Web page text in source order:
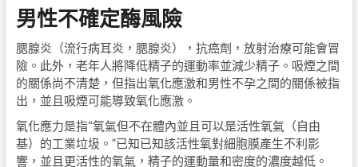
男性不確定酶風險
腮腺炎（流行病耳炎，腮腺炎），抗癌劑，放射治療可能會冒
險。此外，老年人將降低精子的運動率並減少精子。吸煙之間
的關係尚不清楚，但指出氧化應激和男性不孕之間的關係被指
出，並且吸煙可能導致氧化應激。
氧化應力是指“氧氣但不在體內並且可以是活性氧氣（自由
基）的工業垃圾。”已知已知該活性氧對細胞膜產生不利影
響，並且更活性的氧氣，精子的運動量和密度的濃度越低。